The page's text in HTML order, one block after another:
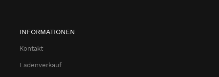
INFORMATIONEN
Kontakt
Ladenverkauf